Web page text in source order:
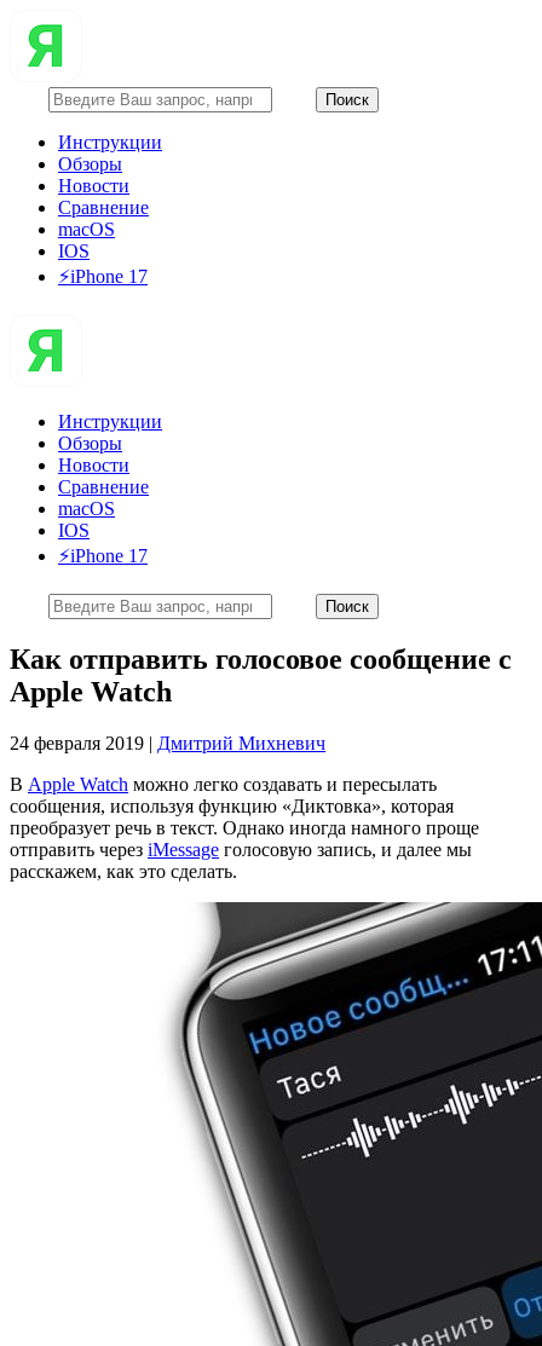
Инструкции
Обзоры
Новости
Сравнение
macOS
IOS
⚡️iPhone 17
Инструкции
Обзоры
Новости
Сравнение
macOS
IOS
⚡️iPhone 17
Как отправить голосовое сообщение с
Apple Watch
24 февраля 2019 | Дмитрий Михневич
В Apple Watch можно легко создавать и пересылать
сообщения, используя функцию «Диктовка», которая
преобразует речь в текст. Однако иногда намного проще
отправить через iMessage голосовую запись, и далее мы
расскажем, как это сделать.